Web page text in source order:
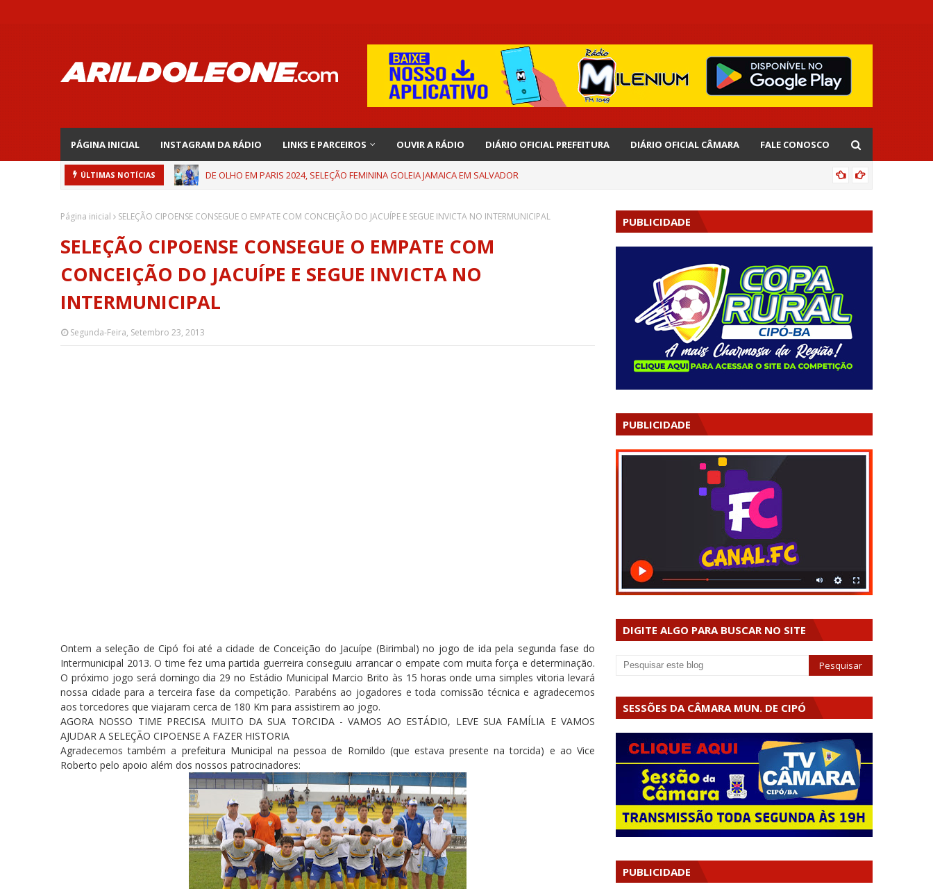
PÁGINA INICIAL INSTAGRAM DA RÁDIO LINKS E PARCEIROS OUVIR A RÁDIO DIÁRIO OFICIAL PREFEITURA DIÁRIO OFICIAL CÂMARA FALE CONOSCO
ÚLTIMAS NOTÍCIAS DE OLHO EM PARIS 2024, SELEÇÃO FEMININA GOLEIA JAMAICA EM SALVADOR
Página inicial SELEÇÃO CIPOENSE CONSEGUE O EMPATE COM CONCEIÇÃO DO JACUÍPE E SEGUE INVICTA NO INTERMUNICIPAL
SELEÇÃO CIPOENSE CONSEGUE O EMPATE COM
CONCEIÇÃO DO JACUÍPE E SEGUE INVICTA NO
INTERMUNICIPAL
Segunda-Feira, Setembro 23, 2013
Ontem a seleção de Cipó foi até a cidade de Conceição do Jacuípe (Birimbal) no jogo de ida pela segunda fase do
Intermunicipal 2013. O time fez uma partida guerreira conseguiu arrancar o empate com muita força e determinação.
O próximo jogo será domingo dia 29 no Estádio Municipal Marcio Brito às 15 horas onde uma simples vitoria levará
nossa cidade para a terceira fase da competição. Parabéns ao jogadores e toda comissão técnica e agradecemos
aos torcedores que viajaram cerca de 180 Km para assistirem ao jogo.
AGORA NOSSO TIME PRECISA MUITO DA SUA TORCIDA - VAMOS AO ESTÁDIO, LEVE SUA FAMÍLIA E VAMOS
AJUDAR A SELEÇÃO CIPOENSE A FAZER HISTORIA
Agradecemos também a prefeitura Municipal na pessoa de Romildo (que estava presente na torcida) e ao Vice
Roberto pelo apoio além dos nossos patrocinadores:
PUBLICIDADE
PUBLICIDADE
DIGITE ALGO PARA BUSCAR NO SITE
SESSÕES DA CÂMARA MUN. DE CIPÓ
PUBLICIDADE